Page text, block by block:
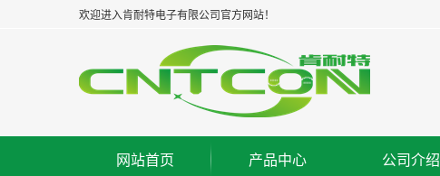
欢迎进入肯耐特电子有限公司官方网站！
网站首页
产品中心
公司介绍